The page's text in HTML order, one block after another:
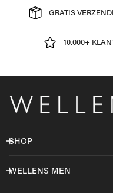
GRATIS
10.000+
SHOP
WELLENS MEN